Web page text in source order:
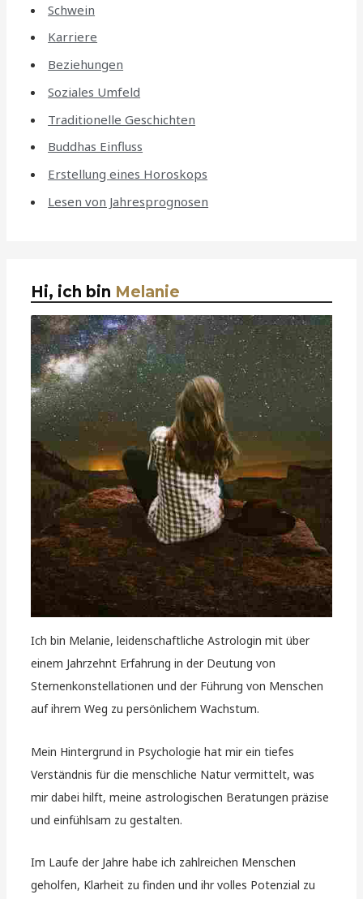
Schwein
Karriere
Beziehungen
Soziales Umfeld
Traditionelle Geschichten
Buddhas Einfluss
Erstellung eines Horoskops
Lesen von Jahresprognosen
Hi, ich bin Melanie
Ich bin Melanie, leidenschaftliche Astrologin mit über
einem Jahrzehnt Erfahrung in der Deutung von
Sternenkonstellationen und der Führung von Menschen
auf ihrem Weg zu persönlichem Wachstum.
Mein Hintergrund in Psychologie hat mir ein tiefes
Verständnis für die menschliche Natur vermittelt, was
mir dabei hilft, meine astrologischen Beratungen präzise
und einfühlsam zu gestalten.
Im Laufe der Jahre habe ich zahlreichen Menschen
geholfen, Klarheit zu finden und ihr volles Potenzial zu